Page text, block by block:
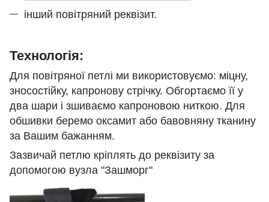
інший повітряний реквізит.
Технологія:
Для повітряної петлі ми використовуємо: міцну,
зносостійку, капронову стрічку. Обгортаємо її у
два шари і зшиваємо капроновою ниткою. Для
обшивки беремо оксамит або бавовняну тканину
за Вашим бажанням.
Зазвичай петлю кріплять до реквізиту за
допомогою вузла "Зашморг"